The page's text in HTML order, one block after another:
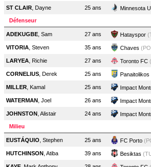
ST CLAIR , Dayne 25 ans Minnesota
Défenseur
ADEKUGBE , Sam 27 ans Hatayspor
VITORIA , Steven 35 ans Chaves
LARYEA , Richie 27 ans Toronto FC
CORNELIUS , Derek 25 ans Panaitolikos
MILLER , Kamal 25 ans Impact
WATERMAN , Joel 26 ans Impact
JOHNSTON , Alistair 24 ans Impact
Milieu
EUSTÁQUIO , Stephen 25 ans FC Porto
HUTCHINSON , Atiba 39 ans Besiktas